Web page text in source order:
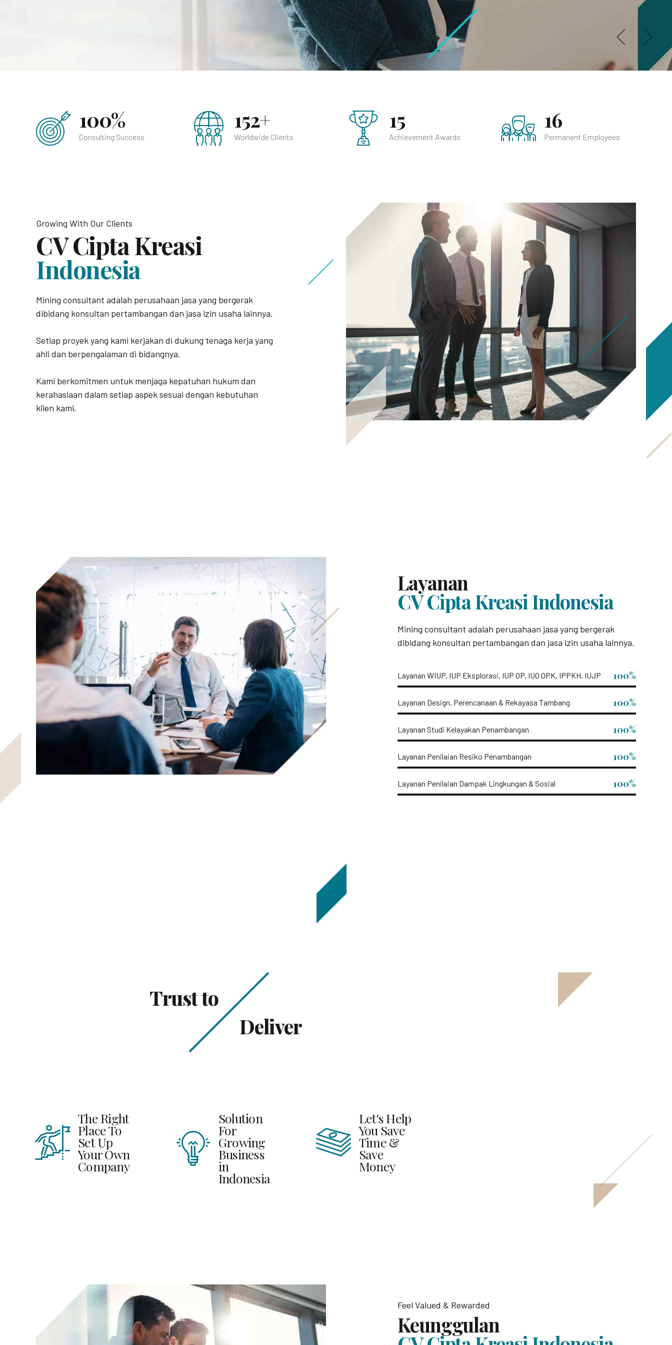
100%
Consulting Success
152+
Worldwide Clients
15
Achievement Awards
16
Permanent Employees
Growing With Our Clients
CV Cipta Kreasi
Indonesia
Mining consultant adalah perusahaan jasa yang bergerak
dibidang konsultan pertambangan dan jasa izin usaha lainnya.
Setiap proyek yang kami kerjakan di dukung tenaga kerja yang
ahli dan berpengalaman di bidangnya.
Kami berkomitmen untuk menjaga kepatuhan hukum dan
kerahasiaan dalam setiap aspek sesuai dengan kebutuhan
klien kami.
Layanan
CV Cipta Kreasi Indonesia
Mining consultant adalah perusahaan jasa yang bergerak
dibidang konsultan pertambangan dan jasa izin usaha lainnya.
Layanan WIUP, IUP Eksplorasi, IUP OP, IUO OPK, IPPKH, IUJP 100%
Layanan Design, Perencanaan & Rekayasa Tambang 100%
Layanan Studi Kelayakan Penambangan 100%
Layanan Penilaian Resiko Penambangan 100%
Layanan Penilaian Dampak Lingkungan & Sosial 100%
Trust to
Deliver
The Right
Place To
Set Up
Your Own
Company
Solution
For
Growing
Business
in
Indonesia
Let's Help
You Save
Time &
Save
Money
Feel Valued & Rewarded
Keunggulan